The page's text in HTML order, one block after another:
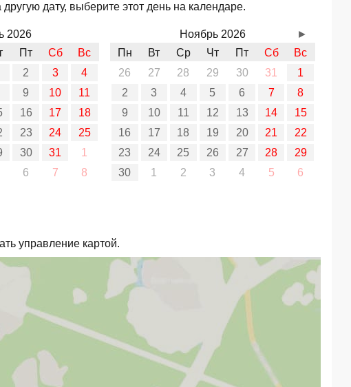
дату, выберите этот день на календаре.
2026
Пт Сб
Вс
2 3
4
9 10
11
16 17
18
23 24
25
30 31
1
6 7 8
Ноябрь 2026
Пн
Вт Ср Чт Пт Сб
Вс
26
27 28 29 30 31
1
2
3 4 5 6 7
8
9
10 11 12 13 14
15
16
17 18 19 20 21
22
23
24 25 26 27 28
29
30
1 2 3 4 5 6
►
управление картой.